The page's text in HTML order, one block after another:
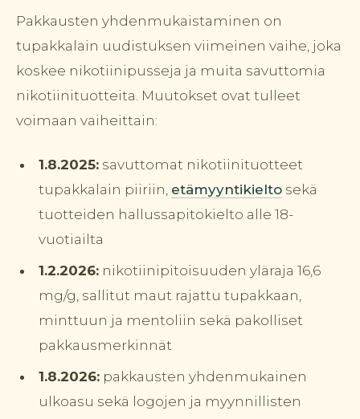
Pakkausten yhdenmukaistaminen on
tupakkalain uudistuksen viimeinen vaihe, joka
koskee nikotiinipusseja ja muita savuttomia
nikotiinituotteita. Muutokset ovat tulleet
voimaan vaiheittain:
1.8.2025: savuttomat nikotiinituotteet
tupakkalain piiriin, etämyyntikielto sekä
tuotteiden hallussapitokielto alle 18-
vuotiailta
1.2.2026: nikotiinipitoisuuden yläraja 16,6
mg/g, sallitut maut rajattu tupakkaan,
minttuun ja mentoliin sekä pakolliset
pakkausmerkinnät
1.8.2026: pakkausten yhdenmukainen
ulkoasu sekä logojen ja myynnillisten